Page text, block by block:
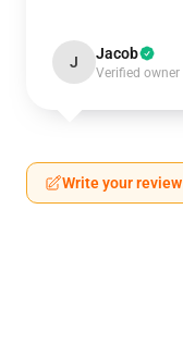
J Jacob
Verified owner
Write your review